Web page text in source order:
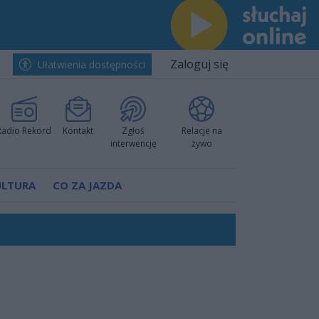
Ułatwienia dostępności Zaloguj się
Rekord Kontakt
Zgłoś
interwencję
Relacje na
żywo
CO ZA JAZDA